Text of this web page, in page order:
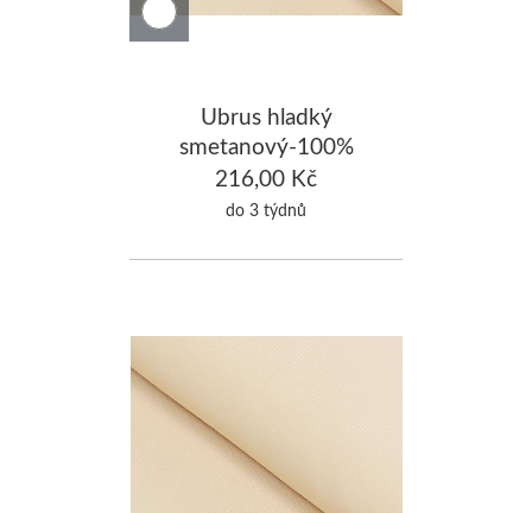
Ubrus hladký
smetanový-100%
Bavlna 110x110cm
216,00 Kč
do 3 týdnů